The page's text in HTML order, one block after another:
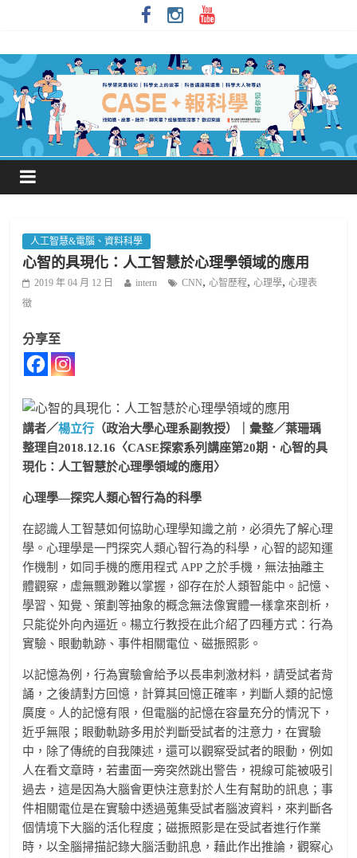
人工智慧&電腦、資料科學
心智的具現化：人工智慧於心理學領域的應用
2019 年 04 月 12 日 intern CNN,心智歷程,心理學,心理表
徵
分享至
講者／楊立行 （政治大學心理系副教授）｜彙整／葉珊瑀
整理自2018.12.16〈CASE探索系列講座第20期．心智的具
現化：人工智慧於心理學領域的應用〉
心理學—探究人類心智行為的科學
在認識人工智慧如何協助心理學知識之前，必須先了解心理
學。心理學是一門探究人類心智行為的科學，心智的認知運
作機制，如同手機的應用程式 APP 之於手機，無法抽離主
體觀察，虛無飄渺難以掌握，卻存在於人類智能中。記憶、
學習、知覺、策劃等抽象的概念無法像實體一樣拿來剖析，
只能從外向內逼近。楊立行教授在此介紹了四種方式：行為
實驗、眼動軌跡、事件相關電位、磁振照影。
以記憶為例，行為實驗會給予以長串刺激材料，請受試者背
誦，之後請對方回憶，計算其回憶正確率，判斷人類的記憶
廣度。人的記憶有限，但電腦的記憶在容量充分的情況下，
近乎無限；眼動軌跡多用於判斷受試者的注意力，在實驗
中，除了傳統的自我陳述，還可以觀察受試者的眼動，例如
人在看文章時，若畫面一旁突然跳出警告，視線可能被吸引
過去，這是因為大腦會更快注意對於人生有幫助的訊息；事
件相關電位是在實驗中透過蒐集受試者腦波資料，來判斷各
個情境下大腦的活化程度；磁振照影是在受試者進行作業
時，以全腦掃描記錄大腦活動訊息，藉此作出推論，觀察心